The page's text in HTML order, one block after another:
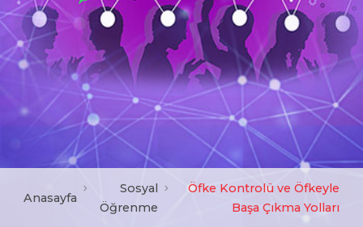
Anasayfa
Sosyal
Öğrenme
Öfke Kontrolü ve Öfkeyle
Başa Çıkma Yolları